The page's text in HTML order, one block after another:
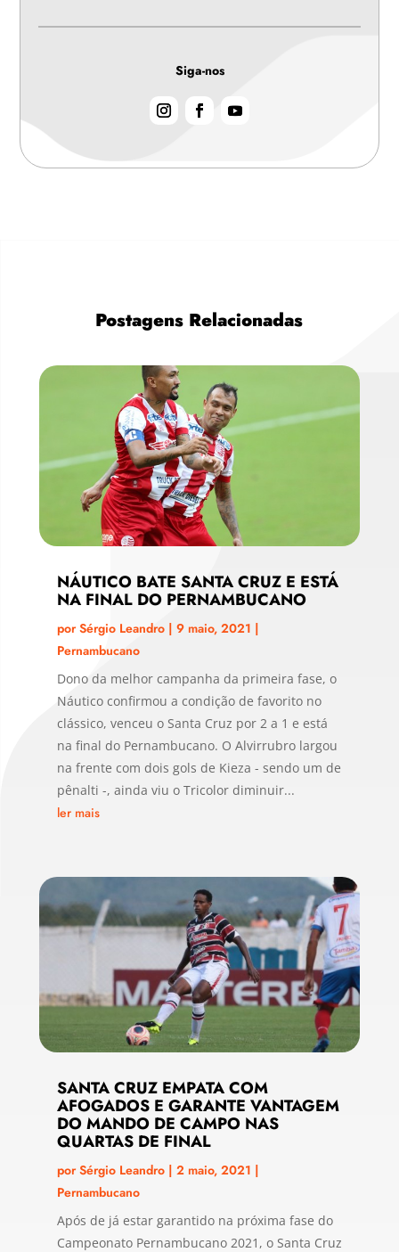
Siga-nos
Postagens Relacionadas
NÁUTICO BATE SANTA CRUZ E ESTÁ
NA FINAL DO PERNAMBUCANO
porSérgio Leandro| 9 maio, 2021 |
Pernambucano
Dono da melhor campanha da primeira fase, o
Náutico confirmou a condição de favorito no
clássico, venceu o Santa Cruz por 2 a 1 e está
na final do Pernambucano. O Alvirrubro largou
na frente com dois gols de Kieza - sendo um de
pênalti -, ainda viu o Tricolor diminuir...
ler mais
SANTA CRUZ EMPATA COM
AFOGADOS E GARANTE VANTAGEM
DO MANDO DE CAMPO NAS
QUARTAS DE FINAL
porSérgio Leandro| 2 maio, 2021 |
Pernambucano
Após de já estar garantido na próxima fase do
Campeonato Pernambucano 2021, o Santa Cruz